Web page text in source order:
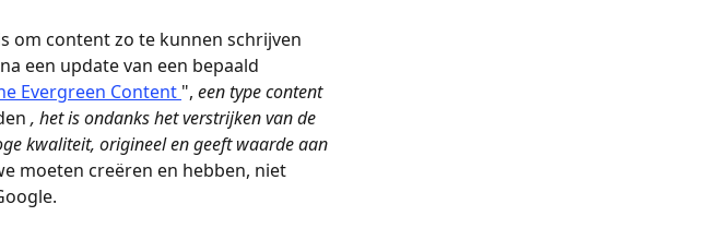
om content zo te kunnen schrijven
een update van een bepaald
Evergreen Content ", een type content
, het is ondanks het verstrijken van de
kwaliteit, origineel en geeft waarde aan
moeten creëren en hebben, niet